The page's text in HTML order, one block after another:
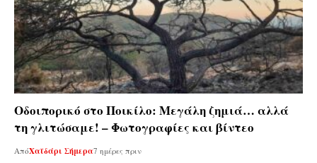
Οδοιπορικό στο Ποικίλο: Μεγάλη ζημιά… αλλά
τη γλιτώσαμε! – Φωτογραφίες και βίντεο
ΑπόΧαϊδάρι Σήμερα7 ημέρες πριν